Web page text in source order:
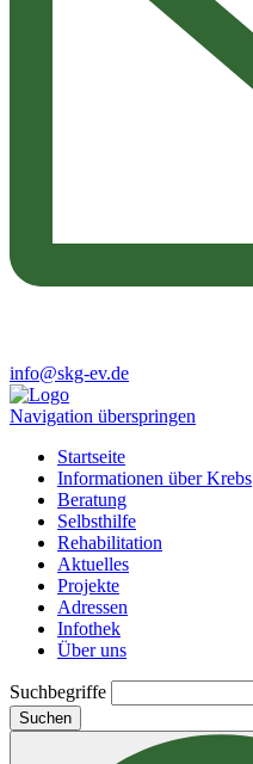
info@skg-ev.de
Navigation überspringen
Startseite
Informationen über Krebs
Beratung
Selbsthilfe
Rehabilitation
Aktuelles
Projekte
Adressen
Infothek
Über uns
Suchbegriffe
Suchen